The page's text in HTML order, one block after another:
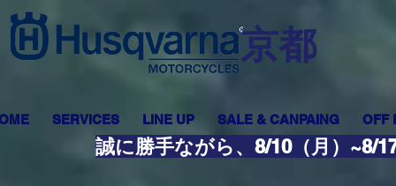
​京都
SERVICES LINE UP SALE & CANPAING OFF
誠に勝手ながら、8/10（月）~8/